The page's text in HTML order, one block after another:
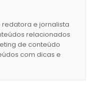
redatora e jornalista
relacionados
de conteúdo
com dicas e